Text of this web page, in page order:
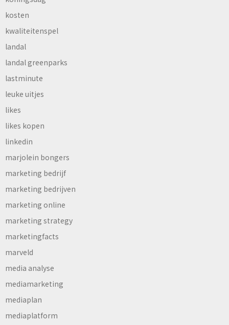
kosten
kwaliteitenspel
landal
landal greenparks
lastminute
leuke uitjes
likes
likes kopen
linkedin
marjolein bongers
marketing bedrijf
marketing bedrijven
marketing online
marketing strategy
marketingfacts
marveld
media analyse
mediamarketing
mediaplan
mediaplatform